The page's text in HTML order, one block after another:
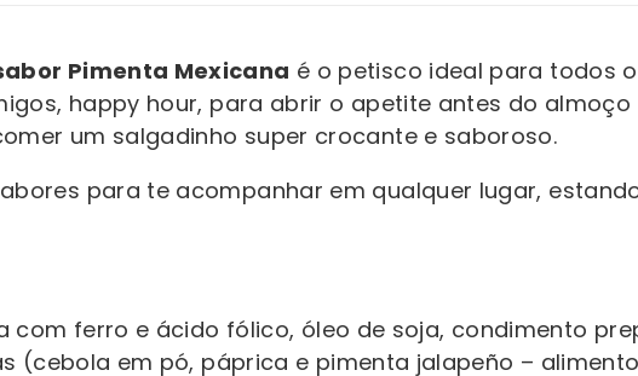
Pimenta Mexicana é o petisco ideal para todos
happy hour, para abrir o apetite antes do
um salgadinho super crocante e saboroso.
para te acompanhar em qualquer lugar,
com ferro e ácido fólico, óleo de soja, condimento
(cebola em pó, páprica e pimenta jalapeño –